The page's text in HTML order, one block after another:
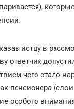
истцу в
ответчик
чего стало
пенсионера
особого